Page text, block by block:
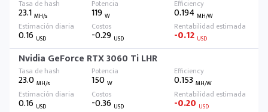
23.1 MH/s 119W 0.194 MH/W
0.16 USD -0.29 USD -0.12 USD
Nvidia GeForce RTX 3060 Ti LHR
23.0 MH/s 150W 0.153 MH/W
0.16 USD -0.36 USD -0.20 USD